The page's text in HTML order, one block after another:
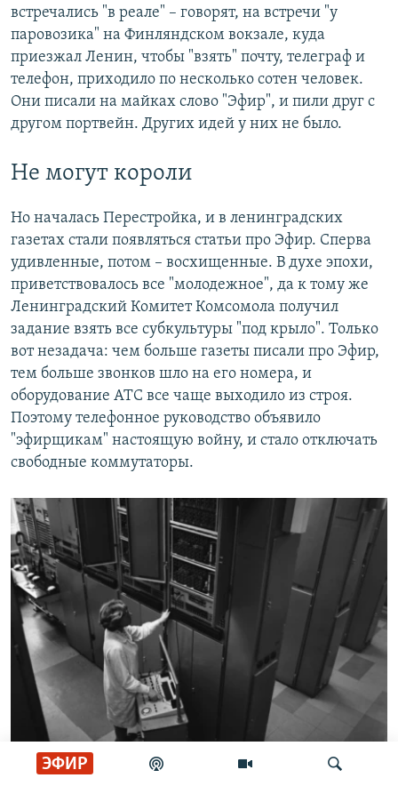
ЭФИР
встречались "в реале" – говорят, на встречи "у
паровозика" на Финляндском вокзале, куда
приезжал Ленин, чтобы "взять" почту, телеграф и
телефон, приходило по несколько сотен человек.
Они писали на майках слово "Эфир", и пили друг с
другом портвейн. Других идей у них не было.
Не могут короли
Но началась Перестройка, и в ленинградских
газетах стали появляться статьи про Эфир. Сперва
удивленные, потом – восхищенные. В духе эпохи,
приветствовалось все "молодежное", да к тому же
Ленинградский Комитет Комсомола получил
задание взять все субкультуры "под крыло". Только
вот незадача: чем больше газеты писали про Эфир,
тем больше звонков шло на его номера, и
оборудование АТС все чаще выходило из строя.
Поэтому телефонное руководство объявило
"эфирщикам" настоящую войну, и стало отключать
свободные коммутаторы.